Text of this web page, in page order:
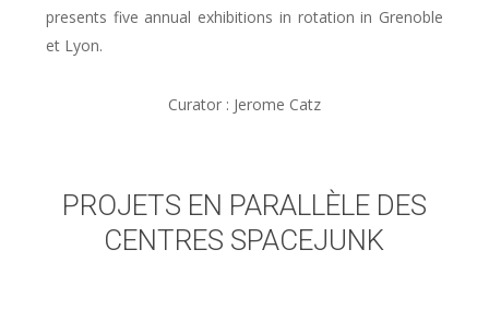
presents five annual exhibitions in rotation in Grenoble
et Lyon.
Curator : Jerome Catz
PROJETS EN PARALLÈLE DES
CENTRES SPACEJUNK